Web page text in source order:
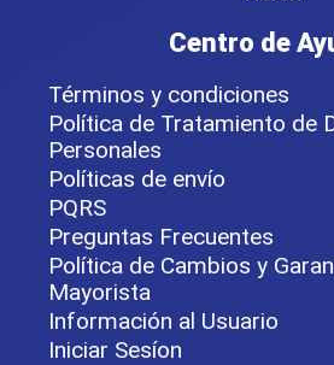
Centro de
Términos y condiciones
Política de Tratamiento de
Personales
Políticas de envío
PQRS
Preguntas Frecuentes
Política de Cambios y
Mayorista
Información al Usuario
Iniciar Sesíon